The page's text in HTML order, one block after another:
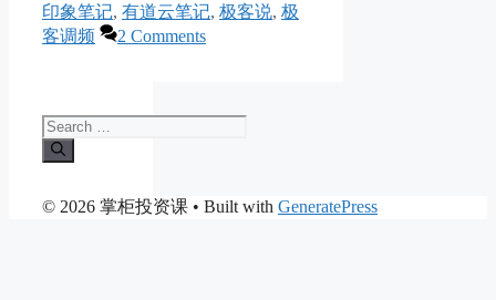
印象笔记, 有道云笔记, 极客说, 极
客调频
2 Comments
Search
for:
© 2026 掌柜投资课 • Built with GeneratePress